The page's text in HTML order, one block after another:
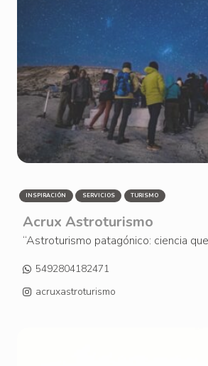
INSPIRACIÓN SERVICIOS TURISMO
Acrux Astroturismo
“Astroturismo patagónico: ciencia
5492804182471
acruxastroturismo